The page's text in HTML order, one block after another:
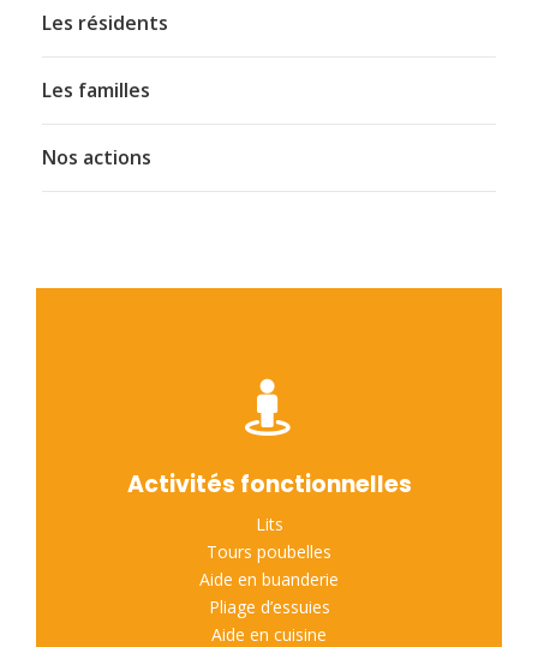
Les résidents
Les familles
Nos actions
Activités fonctionnelles
Lits
Tours poubelles
Aide en buanderie
Pliage d’essuies
Aide en cuisine